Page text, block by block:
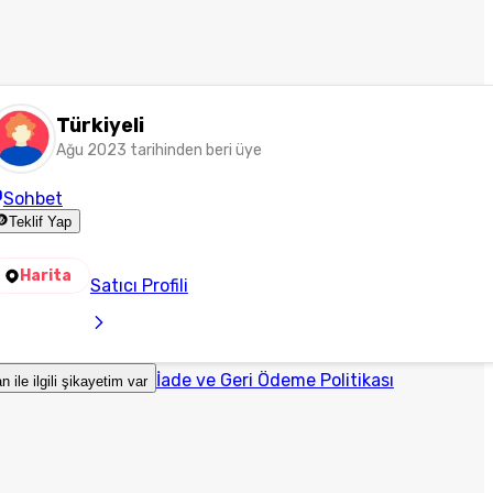
Türkiyeli
Ağu 2023 tarihinden beri üye
Sohbet
Teklif Yap
Harita Satıcı Profili
ile ilgili şikayetim var İade ve Geri Ödeme Politikası